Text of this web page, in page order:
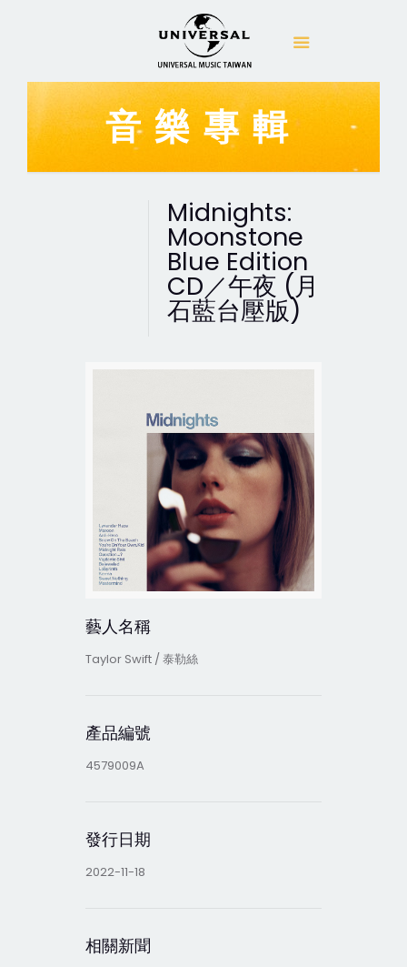
音樂專輯
Midnights:
Moonstone
Blue Edition
CD／午夜 (月
石藍台壓版)
藝人名稱
Taylor Swift / 泰勒絲
產品編號
4579009A
發行日期
2022-11-18
相關新聞